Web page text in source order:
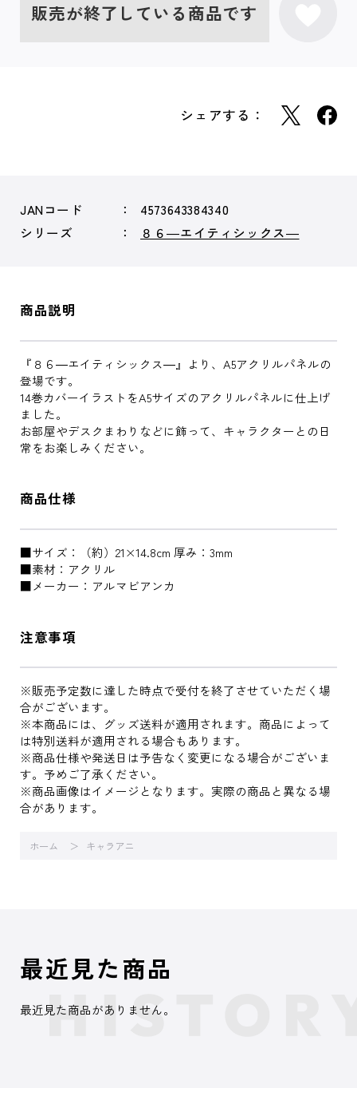
販売が終了している商品です
シェアする：
JANコード
4573643384340
シリーズ
８６―エイティシックス―
商品説明
『８６―エイティシックス―』より、A5アクリルパネルの
登場です。
14巻カバーイラストをA5サイズのアクリルパネルに仕上げ
ました。
お部屋やデスクまわりなどに飾って、キャラクターとの日
常をお楽しみください。
商品仕様
■サイズ：（約）21×14.8cm 厚み：3mm
■素材：アクリル
■メーカー：アルマビアンカ
注意事項
※販売予定数に達した時点で受付を終了させていただく場
合がございます。
※本商品には、グッズ送料が適用されます。商品によって
は特別送料が適用される場合もあります。
※商品仕様や発送日は予告なく変更になる場合がございま
す。予めご了承ください。
※商品画像はイメージとなります。実際の商品と異なる場
合があります。
ホーム キャラアニ
最近見た商品
最近見た商品がありません。